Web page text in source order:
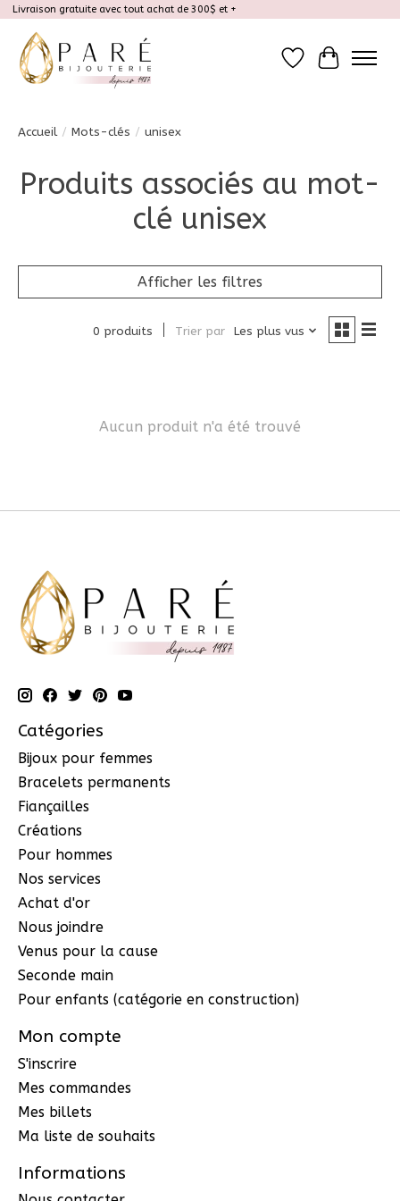
Livraison gratuite avec tout achat de 300$ et +
Liste dePanier
Accueil / Mots-clés / unisex
Produits associés au mot-
clé unisex
Afficher les filtres
0 produits Trier par Les plus vus
Aucun produit n'a été trouvé
Catégories
Bijoux pour femmes
Bracelets permanents
Fiançailles
Créations
Pour hommes
Nos services
Achat d'or
Nous joindre
Venus pour la cause
Seconde main
Pour enfants (catégorie en construction)
Mon compte
S'inscrire
Mes commandes
Mes billets
Ma liste de souhaits
Informations